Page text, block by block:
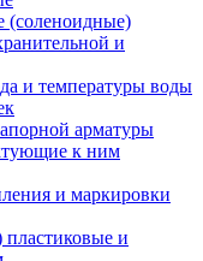
(соленоидные)
и
и температуры воды
арматуры
к ним
и маркировки
и